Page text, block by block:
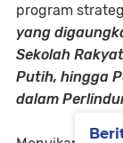
program
yang
Sekolah
Putih, hingga
dalam